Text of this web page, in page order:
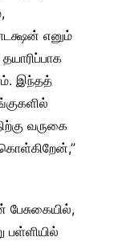
எனும்
இந்தத்
வருகை
பள்ளியில்